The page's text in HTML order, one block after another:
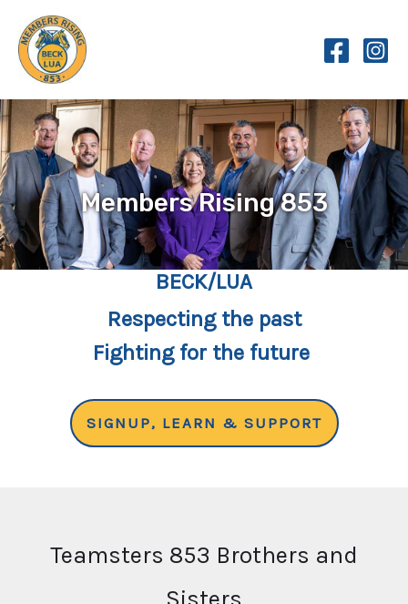
content
Members Rising 853
BECK/LUA
Respecting the past
Fighting for the future
SIGNUP, LEARN & SUPPORT
Teamsters 853 Brothers and